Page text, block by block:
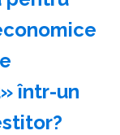
într-un